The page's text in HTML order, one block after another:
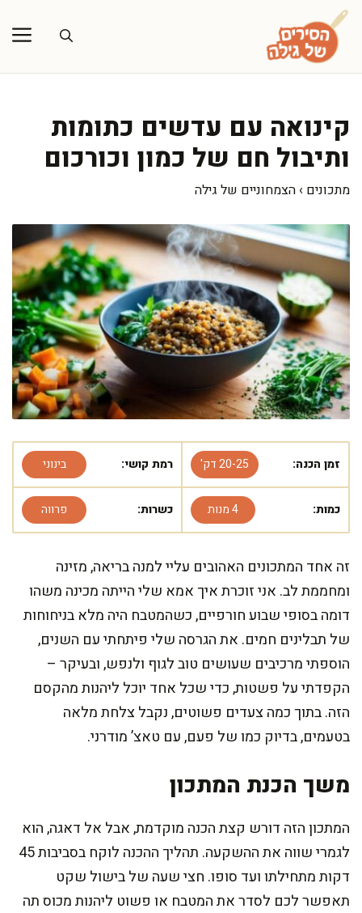
לדלג
לתוכן
קינואה עם עדשים כתומות
ותיבול חם של כמון וכורכום
מתכונים › הצמחוניים של גילה
זמן הכנה: 20-25 דק' רמת קושי: בינוני
כמות: 4 מנות כשרות: פרווה
זה אחד המתכונים האהובים עליי למנה בריאה, מזינה
ומחממת לב. אני זוכרת איך אמא שלי הייתה מכינה משהו
דומה בסופי שבוע חורפיים, כשהמטבח היה מלא בניחוחות
של תבלינים חמים. את הגרסה שלי פיתחתי עם השנים,
הוספתי מרכיבים שעושים טוב לגוף ולנפש, ובעיקר –
הקפדתי על פשטות, כדי שכל אחד יוכל ליהנות מהקסם
הזה. בתוך כמה צעדים פשוטים, נקבל צלחת מלאה
בטעמים, בדיוק כמו של פעם, עם טאצ’ מודרני.
משך הכנת המתכון
המתכון הזה דורש קצת הכנה מוקדמת, אבל אל דאגה, הוא
לגמרי שווה את ההשקעה. תהליך ההכנה לוקח בסביבות 45
דקות מתחילתו ועד סופו. חצי שעה של בישול שקט
תאפשר לכם לסדר את המטבח או פשוט ליהנות מכוס תה